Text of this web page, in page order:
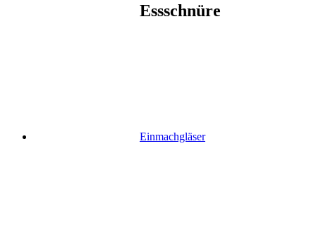
Essschnüre
Einmachgläser